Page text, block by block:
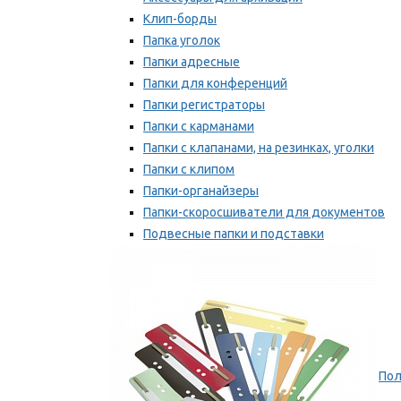
Клип-борды
Папка уголок
Папки адресные
Папки для конференций
Папки регистраторы
Папки с карманами
Папки с клапанами, на резинках, уголки
Папки с клипом
Папки-органайзеры
Папки-скоросшиватели для документов
Подвесные папки и подставки